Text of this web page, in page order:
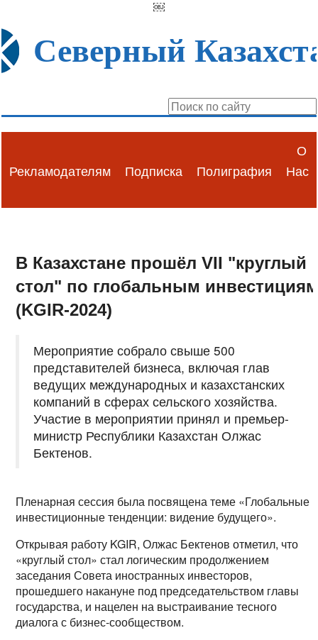
￼
Северный
Рекламодателям Подписка Полиграфия
О
Нас
В Казахстане прошёл VII "круглый
стол" по глобальным
(KGIR-2024)
Мероприятие собрало свыше 500
представителей бизнеса, включая глав
ведущих международных и казахстанских
компаний в сферах сельского хозяйства.
Участие в мероприятии принял и премьер-
министр Республики Казахстан Олжас
Бектенов.
Пленарная сессия была посвящена теме «Глобальные
инвестиционные тенденции: видение будущего».
Открывая работу KGIR, Олжас Бектенов отметил, что
«круглый стол» стал логическим продолжением
заседания Совета иностранных инвесторов,
прошедшего накануне под председательством главы
государства, и нацелен на выстраивание тесного
диалога с бизнес-сообществом.